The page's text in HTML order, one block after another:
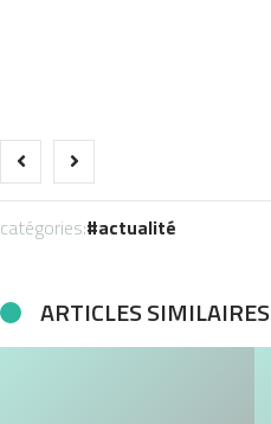
catégories: actualité
ARTICLES SIMILAIRES